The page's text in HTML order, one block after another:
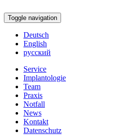
Toggle navigation
Deutsch
English
русский
Service
Implantologie
Team
Praxis
Notfall
News
Kontakt
Datenschutz